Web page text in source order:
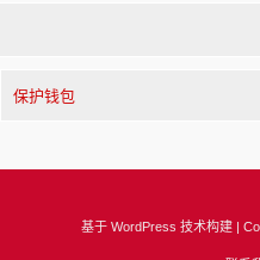
保护钱包
基于 WordPress 技术构建 |